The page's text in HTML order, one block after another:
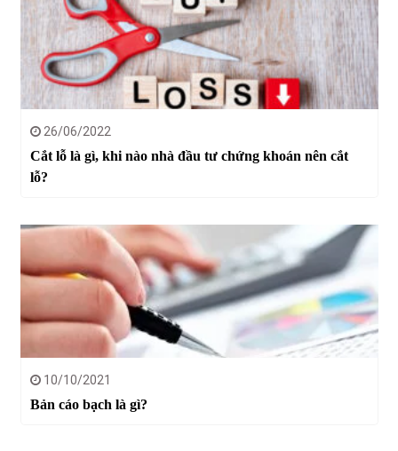
26/06/2022
Cắt lỗ là gì, khi nào nhà đầu tư chứng khoán nên cắt
lỗ?
10/10/2021
Bản cáo bạch là gì?